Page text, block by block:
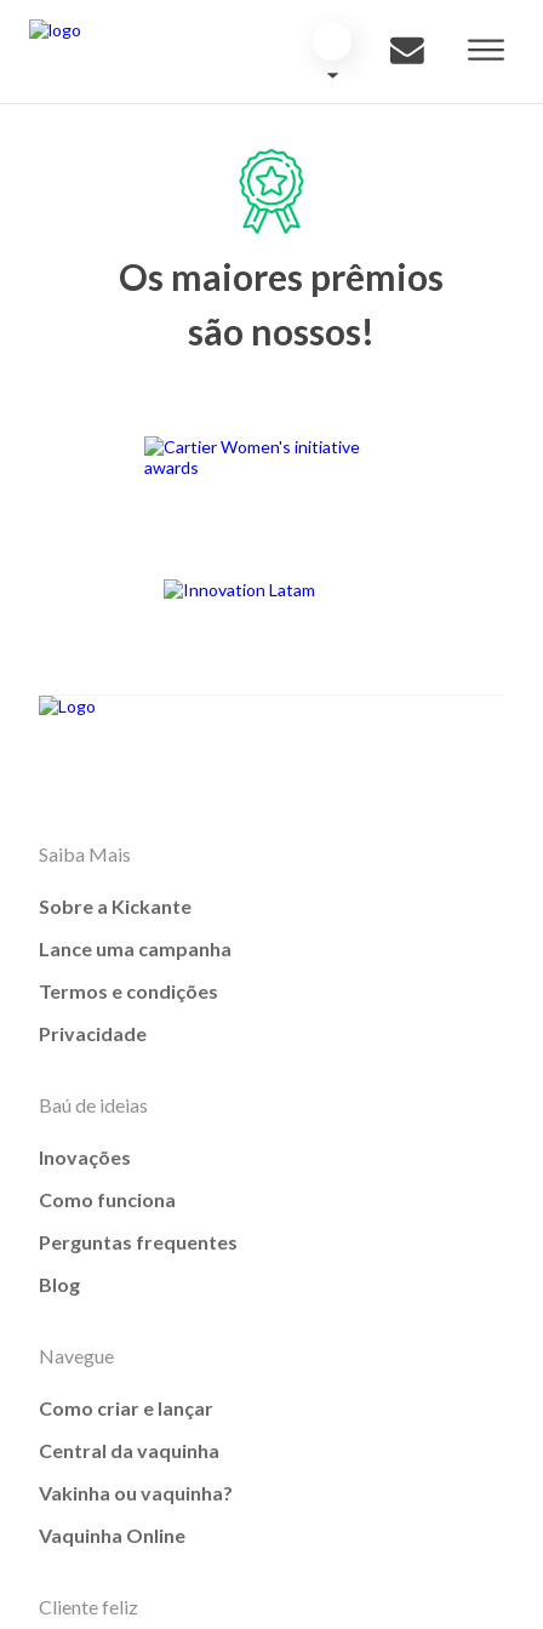
Os maiores prêmios
são nossos!
Saiba Mais
Sobre a Kickante
Lance uma campanha
Termos e condições
Privacidade
Baú de ideias
Inovações
Como funciona
Perguntas frequentes
Blog
Navegue
Como criar e lançar
Central da vaquinha
Vakinha ou vaquinha?
Vaquinha Online
Cliente feliz